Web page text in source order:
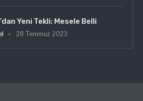
Yeni Tekli: Mesele Belli
28 Temmuz 2023